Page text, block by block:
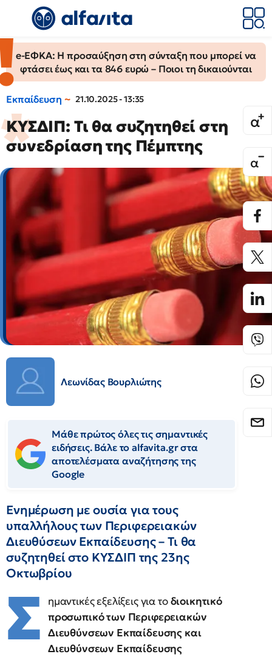
e-ΕΦΚΑ: Η προσαύξηση στη σύνταξη που μπορεί να
φτάσει έως και τα 846 ευρώ – Ποιοι τη δικαιούνται
Εκπαίδευση 21.10.2025 - 13:35
ΚΥΣΔΙΠ: Τι θα συζητηθεί στη
συνεδρίαση της Πέμπτης
Λεωνίδας Βουρλιώτης
Μάθε πρώτος όλες τις σημαντικές
ειδήσεις. Βάλε το alfavita.gr στα
αποτελέσματα αναζήτησης της
Google
Ενημέρωση με ουσία για τους
υπαλλήλους των Περιφερειακών
Διευθύσεων Εκπαίδευσης – Τι θα
συζητηθεί στο ΚΥΣΔΙΠ της 23ης
Οκτωβρίου
Σ ημαντικές εξελίξεις για τοδιοικητικό
προσωπικό των Περιφερειακών
Διευθύνσεων Εκπαίδευσης και
Διευθύνσεων Εκπαίδευσης